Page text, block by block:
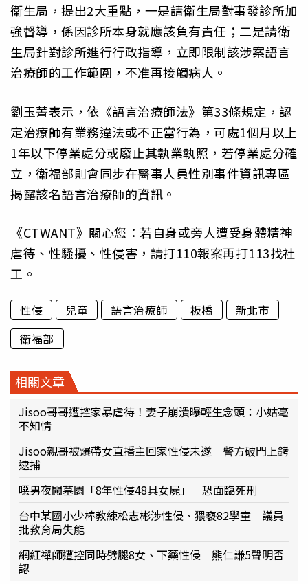
衛生局，提出2大重點，一是請衛生局對事發診所加
強督導，係因診所本身就應該負有責任；二是請衛
生局針對診所進行行政指導，立即限制該涉案語言
治療師的工作範圍，不准再接觸病人。
劉玉菁表示，依《語言治療師法》第33條規定，認
定治療師有業務違法或不正當行為，可處1個月以上
1年以下停業處分或廢止其執業執照，若停業處分確
立，衛福部則會同步在醫事人員性別事件資訊專區
揭露該名語言治療師的資訊。
《CTWANT》關心您：若自身或旁人遭受身體精神
虐待、性騷擾、性侵害，請打110報案再打113找社
工。
性侵 兒童 語言治療師 板橋
新北市
衛福部
相關文章
Jisoo哥哥遭控家暴虐待！妻子崩潰曝輕生念頭：小姑毫
不知情
Jisoo親哥被爆帶女直播主回家性侵未遂 警方破門上銬
逮捕
噁男夜闖墓園「8年性侵48具女屍」 恐面臨死刑
台中某國小少棒教練松志彬涉性侵、猥褻82學童 議員
批教育局失能
網紅禪師遭控同時劈腿8女、下藥性侵 熊仁謙5聲明否
認